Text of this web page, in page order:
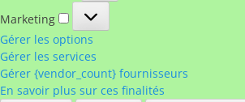
Marketing
Gérer les options
Gérer les services
Gérer {vendor_count} fournisseurs
En savoir plus sur ces finalités